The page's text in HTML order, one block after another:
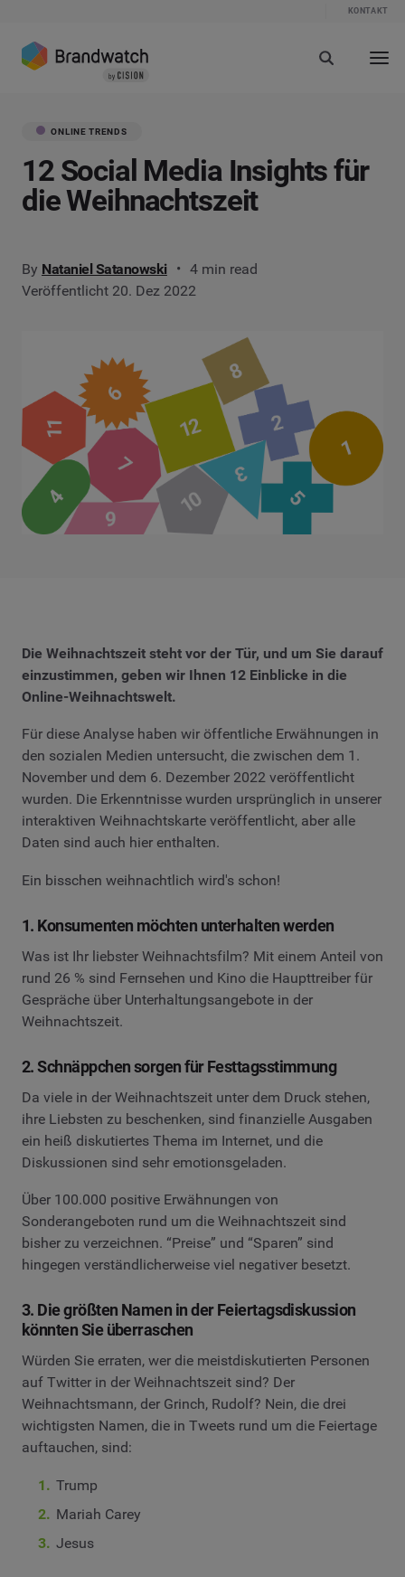
KONTAKT
ONLINE TRENDS
12 Social Media Insights für
die Weihnachtszeit
By Nataniel Satanowski
4 min read
Veröffentlicht 20. Dez 2022
Die Weihnachtszeit steht vor der Tür, und um Sie darauf
einzustimmen, geben wir Ihnen 12 Einblicke in die
Online-Weihnachtswelt.
Für diese Analyse haben wir öffentliche Erwähnungen in
den sozialen Medien untersucht, die zwischen dem 1.
November und dem 6. Dezember 2022 veröffentlicht
wurden. Die Erkenntnisse wurden ursprünglich in unserer
interaktiven Weihnachtskarte veröffentlicht, aber alle
Daten sind auch hier enthalten.
Ein bisschen weihnachtlich wird's schon!
1. Konsumenten möchten unterhalten werden
Was ist Ihr liebster Weihnachtsfilm? Mit einem Anteil von
rund 26 % sind Fernsehen und Kino die Haupttreiber für
Gespräche über Unterhaltungsangebote in der
Weihnachtszeit.
2. Schnäppchen sorgen für Festtagsstimmung
Da viele in der Weihnachtszeit unter dem Druck stehen,
ihre Liebsten zu beschenken, sind finanzielle Ausgaben
ein heiß diskutiertes Thema im Internet, und die
Diskussionen sind sehr emotionsgeladen.
Über 100.000 positive Erwähnungen von
Sonderangeboten rund um die Weihnachtszeit sind
bisher zu verzeichnen. “Preise” und “Sparen” sind
hingegen verständlicherweise viel negativer besetzt.
3. Die größten Namen in der Feiertagsdiskussion
könnten Sie überraschen
Würden Sie erraten, wer die meistdiskutierten Personen
auf Twitter in der Weihnachtszeit sind? Der
Weihnachtsmann, der Grinch, Rudolf? Nein, die drei
wichtigsten Namen, die in Tweets rund um die Feiertage
auftauchen, sind:
Trump
Mariah Carey
Jesus